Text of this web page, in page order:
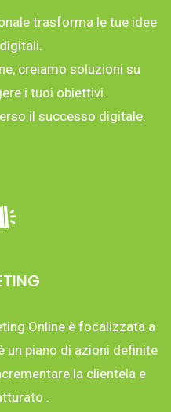
trasforma le tue idee
creiamo soluzioni su
i tuoi obiettivi.
il successo digitale.
Online è focalizzata a
un piano di azioni definite
la clientela e
.